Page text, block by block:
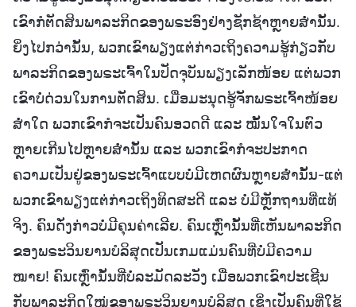
ເຂົາກໍຕັດສິນພາລະກິດຂອງພຣະອົງຢ່າງຊັກຊ້າຫຼາຍສໍ່ານັ້ນ.
ຍິ່ງໄປກວ່ານັ້ນ, ພວກເຂົາພຽງແຕ່ກ່າວເຖິງຄວາມຮູ້ກ່ຽວກັບ
ພາລະກິດຂອງພຣະເຈົ້າໃນປັດຈຸບັນພຽງເລັກໜ້ອຍ ແຕ່ພວກ
ເຂົາບໍ່ດ່ວນໃນການຕັດສິນ. ເມື່ອມະນຸດຮູ້ຈັກພຣະເຈົ້າໜ້ອຍ
ສໍ່າໃດ ພວກເຂົາກໍຈະເປັນຄົນອວດດີ ແລະ ໝັ້ນໃຈໃນຕົວ
ຫຼາຍເກີນໄປຫຼາຍສໍ່ານັ້ນ ແລະ ພວກເຂົາກໍຈະປະກາດ
ຄວາມເປັນຢູ່ຂອງພຣະເຈົ້າແບບບໍ່ມີເຫດຜົນຫຼາຍສໍ່ານັ້ນ-ແຕ່
ພວກເຂົາພຽງແຕ່ກ່າວເຖິງທິດສະດີ ແລະ ບໍ່ມີຫຼັກຖານທີ່ແທ້
ຈິງ. ຄົນດັ່ງກ່າວບໍ່ມີຄຸນຄ່າເລີຍ. ຄົນເຫຼົ່ານັ້ນທີ່ເຫັນພາລະກິດ
ຂອງພຣະວິນຍານບໍລິສຸດເປັນເກມແມ່ນຄົນທີ່ບໍ່ມີຄວາມ
ໝາຍ! ຄົນເຫຼົ່ານັ້ນທີ່ບໍ່ລະມັດລະວັງ ເມື່ອພວກເຂົາປະເຊີນ
ກັບພາລະກິດໃໝ່ຂອງພຣະວິນຍານບໍລິສຸດ ເຊິ່ງເປັນຄົນທີ່ໃຊ້